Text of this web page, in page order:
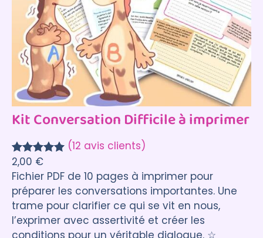
Kit Conversation Difficile à imprimer
Noté5.00
sur 5
basé sur
12
notations
client
(12 avis clients)
2,00 €
Fichier PDF de 10 pages à imprimer pour
préparer les conversations importantes. Une
trame pour clarifier ce qui se vit en nous,
l’exprimer avec assertivité et créer les
conditions pour un véritable dialogue. ☆